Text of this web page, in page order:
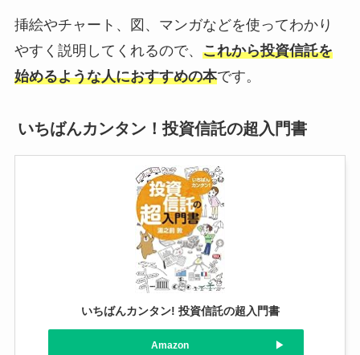
挿絵やチャート、図、マンガなどを使ってわかり
やすく説明してくれるので、 これから投資信託を
始めるような人におすすめの本です。
いちばんカンタン！投資信託の超入門書
いちばんカンタン! 投資信託の超入門書
Amazon